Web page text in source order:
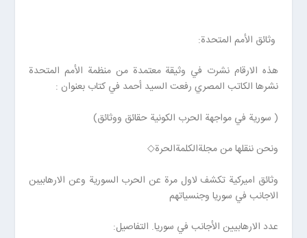
وثائق الأمم المتحدة:
هذه الارقام نشرت في وثيقة معتمدة من منظمة الأمم المتحدة
نشرها الكاتب المصري رفعت السيد أحمد في كتاب بعنوان :
( سورية في مواجهة الحرب الكونية حقائق ووثائق)
ونحن ننقلها من مجلةالكلمةالحرة◇
وثائق اميركية تكشف لاول مرة عن الحرب السورية وعن الارهابيبن
الاجانب في سوريا وجنسياتهم
عدد الارهابيين الأجانب في سوريا. التفاصيل: